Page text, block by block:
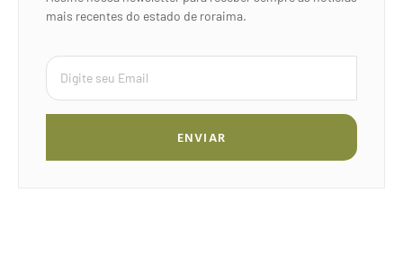
mais recentes do estado de roraima.
ENVIAR